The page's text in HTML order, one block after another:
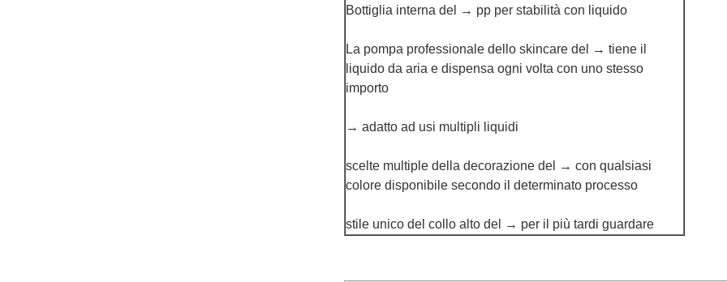
Bottiglia interna del → pp per stabilità con liquido
La pompa professionale dello skincare del → tiene il
liquido da aria e dispensa ogni volta con uno stesso
importo
→ adatto ad usi multipli liquidi
scelte multiple della decorazione del → con qualsiasi
colore disponibile secondo il determinato processo
stile unico del collo alto del → per il più tardi guardare